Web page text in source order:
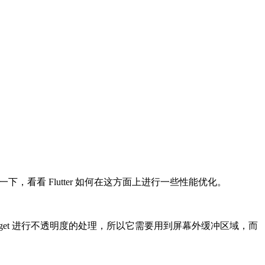
，看看 Flutter 如何在这方面上进行一些性能优化。
进行不透明度的处理，所以它需要用到屏幕外缓冲区域，而